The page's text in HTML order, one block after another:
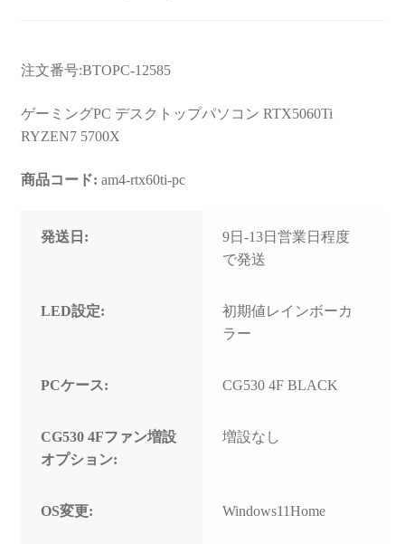
注文番号:BTOPC-12585
ゲーミングPC デスクトップパソコン RTX5060Ti
RYZEN7 5700X
商品コード: am4-rtx60ti-pc
発送日:
9日-13日営業日程度
で発送
LED設定:
初期値レインボーカ
ラー
PCケース: CG530 4F BLACK
CG530 4Fファン増設
オプション:
増設なし
OS変更: Windows11Home